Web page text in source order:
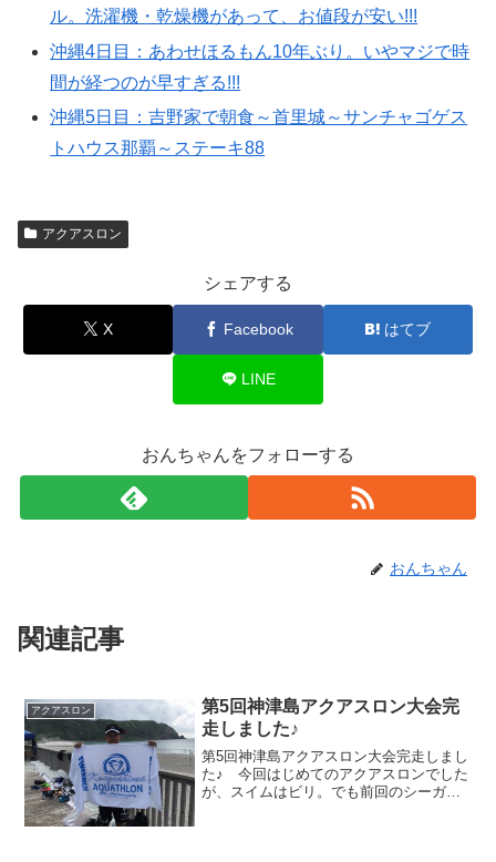
ル。洗濯機・乾燥機があって、お値段が安い!!!
沖縄4日目：あわせほるもん10年ぶり。いやマジで時
間が経つのが早すぎる!!!
沖縄5日目：吉野家で朝食～首里城～サンチャゴゲス
トハウス那覇～ステーキ88
アクアスロン
シェアする
X Facebook はてブ
LINE
おんちゃんをフォローする
おんちゃん
関連記事
アクアスロン
第5回神津島アクアスロン大会完
走しました♪
第5回神津島アクアスロン大会完走しまし
た♪ 今回はじめてのアクアスロンでした
が、スイムはビリ。でも前回のシーガイ